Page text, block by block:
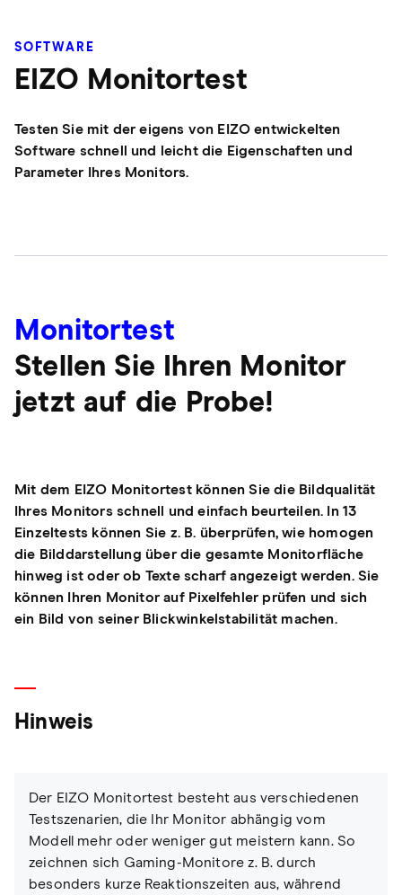
SOFTWARE
EIZO Monitortest
Testen Sie mit der eigens von EIZO entwickelten
Software schnell und leicht die Eigenschaften und
Parameter Ihres Monitors.
Monitortest
Stellen Sie Ihren Monitor
jetzt auf die Probe!
Mit dem EIZO Monitortest können Sie die Bildqualität
Ihres Monitors schnell und einfach beurteilen. In 13
Einzeltests können Sie z. B. überprüfen, wie homogen
die Bilddarstellung über die gesamte Monitorfläche
hinweg ist oder ob Texte scharf angezeigt werden. Sie
können Ihren Monitor auf Pixelfehler prüfen und sich
ein Bild von seiner Blickwinkelstabilität machen.
Hinweis
Der EIZO Monitortest besteht aus verschiedenen
Testszenarien, die Ihr Monitor abhängig vom
Modell mehr oder weniger gut meistern kann. So
zeichnen sich Gaming-Monitore z. B. durch
besonders kurze Reaktionszeiten aus, während